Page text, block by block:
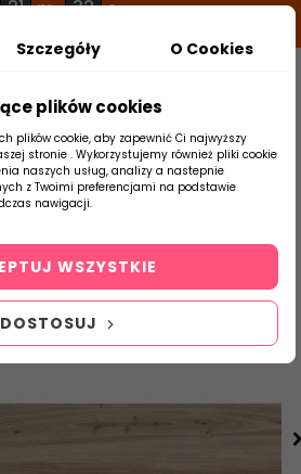
21 m 32 s
Szukaj
produktu
Salon / Taras Cerrad
Szczegóły O Cookies
plików cookies
plików cookie, aby zapewnić Ci najwyższy
stronie . Wykorzystujemy również pliki cookie
naszych usług, analizy a nastepnie
z Twoimi preferencjami na podstawie
nawigacji.
DOSTOSUJ
WSZYSTKIE